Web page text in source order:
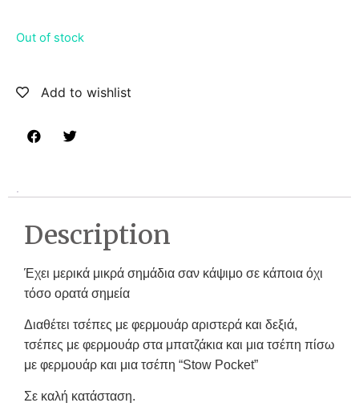
Out of stock
Add to wishlist
Description
Έχει μερικά μικρά σημάδια σαν κάψιμο σε κάποια όχι
τόσο ορατά σημεία
Διαθέτει τσέπες με φερμουάρ αριστερά και δεξιά,
τσέπες με φερμουάρ στα μπατζάκια και μια τσέπη πίσω
με φερμουάρ και μια τσέπη “Stow Pocket”
Σε καλή κατάσταση.